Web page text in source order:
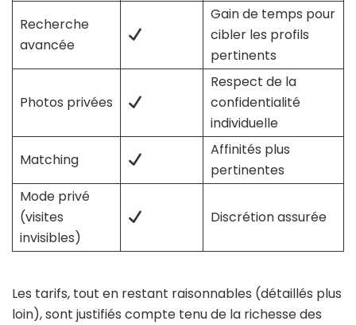
Recherche
avancée
Gain de temps pour
cibler les profils
pertinents
Photos privées
Respect de la
confidentialité
individuelle
Matching
Affinités plus
pertinentes
Mode privé
(visites
invisibles)
Discrétion assurée
Les tarifs, tout en restant raisonnables (détaillés plus
loin), sont justifiés compte tenu de la richesse des